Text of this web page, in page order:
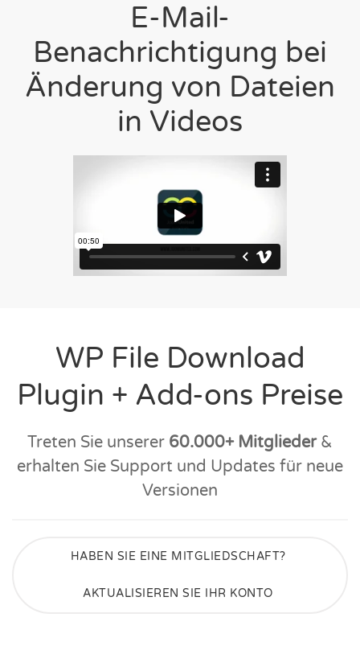
E-Mail-
Benachrichtigung bei
Änderung von Dateien
in Videos
WP File Download
Plugin + Add-ons Preise
Treten Sie unserer 60.000+ Mitglieder&
erhalten Sie Support und Updates für neue
Versionen
HABEN SIE EINE MITGLIEDSCHAFT?
AKTUALISIEREN SIE IHR KONTO